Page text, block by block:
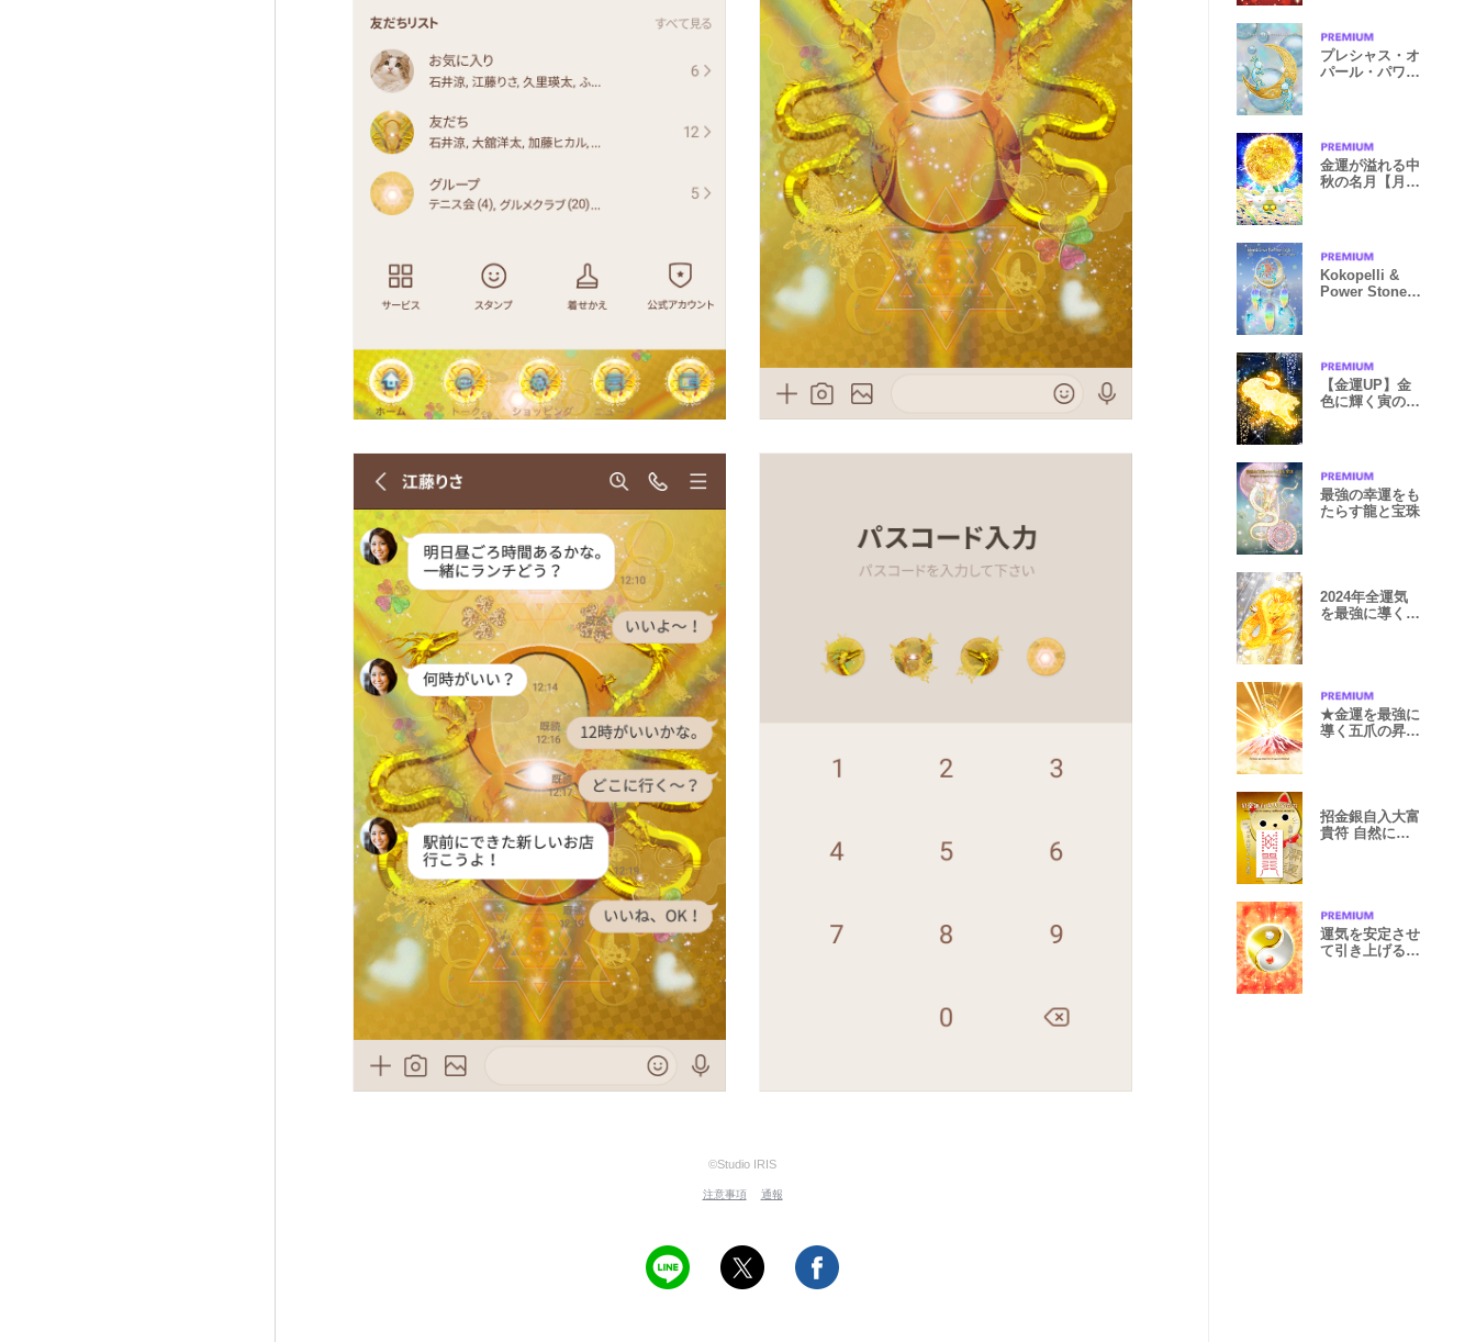
©Studio IRIS
注意事項 通報
プレシャス・オ
パール・パワー
金運が溢れる中
秋の名月【月光
Kokopelli &
Power Stone
【金運UP】金
色に輝く寅の着
最強の幸運をも
たらす龍と宝珠
2024年全運気
を最強に導く黄
★金運を最強に
導く五爪の昇龍
招金銀自入大富
貴符 自然にお
運気を安定させ
て引き上げる金